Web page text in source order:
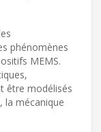
phénomènes
MEMS.
être modélisés
la mécanique